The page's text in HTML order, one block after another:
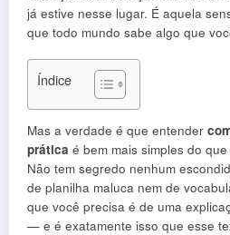
já estive nesse lugar. É aquela
que todo mundo sabe algo que
Índice
Mas a verdade é que entender
prática é bem mais simples do
Não tem segredo nenhum
de planilha maluca nem de
que você precisa é de uma
— e é exatamente isso que esse